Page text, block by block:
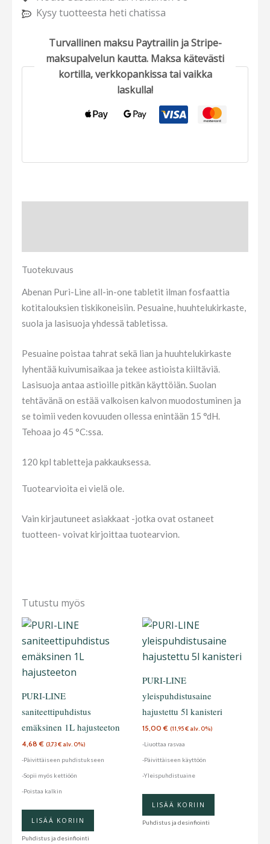
Kysy tuotteesta heti chatissa
Turvallinen maksu Paytrailin ja Stripe-
maksupalvelun kautta. Maksa kätevästi
kortilla, verkkopankissa tai vaikka
laskulla!
Tuotekuvaus
Abenan Puri-Line all-in-one tabletit ilman fosfaattia
kotitalouksien tiskikoneisiin. Pesuaine, huuhtelukirkaste,
suola ja lasisuoja yhdessä tabletissa.
Pesuaine poistaa tahrat sekä lian ja huuhtelukirkaste
lyhentää kuivumisaikaa ja tekee astioista kiiltäviä.
Lasisuoja antaa astioille pitkän käyttöiän. Suolan
tehtävänä on estää valkoisen kalvon muodostuminen ja
se toimii veden kovuuden ollessa enintään 15 °dH.
Tehoaa jo 45 °C:ssa.
120 kpl tabletteja pakkauksessa.
Tuotearvioita ei vielä ole.
Vain kirjautuneet asiakkaat -jotka ovat ostaneet
tuotteen- voivat kirjoittaa tuotearvion.
Tutustu myös
PURI-LINE
saniteettipuhdistus
emäksinen 1L hajusteeton
4,68€ (3,73€ alv. 0%)
-Päivittäiseen puhdistukseen
-Sopii myös kettiöön
-Poistaa kalkin
LISÄÄ KORIIN
Puhdistus ja desinfiointi
PURI-LINE
yleispuhdistusaine
hajustettu 5l kanisteri
15,00€ (11,95€ alv. 0%)
-Liuottaa rasvaa
-Päivittäiseen käyttöön
-Yleispuhdistuaine
LISÄÄ KORIIN
Puhdistus ja desinfiointi